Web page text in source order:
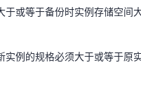
例的规格必须大于或等于原
或等于备份时实例存储空间大
例的规格必须大于或等于原实